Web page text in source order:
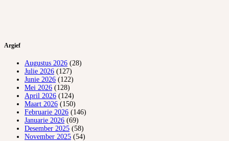
Argief
Augustus 2026 (28)
Julie 2026 (127)
Junie 2026 (122)
Mei 2026 (128)
April 2026 (124)
Maart 2026 (150)
Februarie 2026 (146)
Januarie 2026 (69)
Desember 2025 (58)
November 2025 (54)